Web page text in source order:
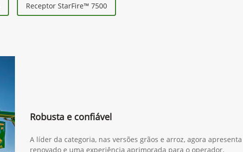
Receptor StarFire™ 7500
Robusta e confiável
A líder da categoria, nas versões grãos e arroz, agora
renovado e uma experiência aprimorada para o operador.